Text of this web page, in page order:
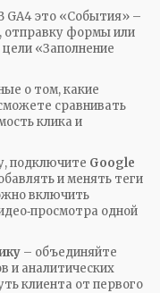
GA4 это «События» –
отправку формы или
«Заполнение
о том, какие
сравнивать
клика и
подключите Google
и менять теги
включить
одной
– объединяйте
и аналитических
клиента от первого